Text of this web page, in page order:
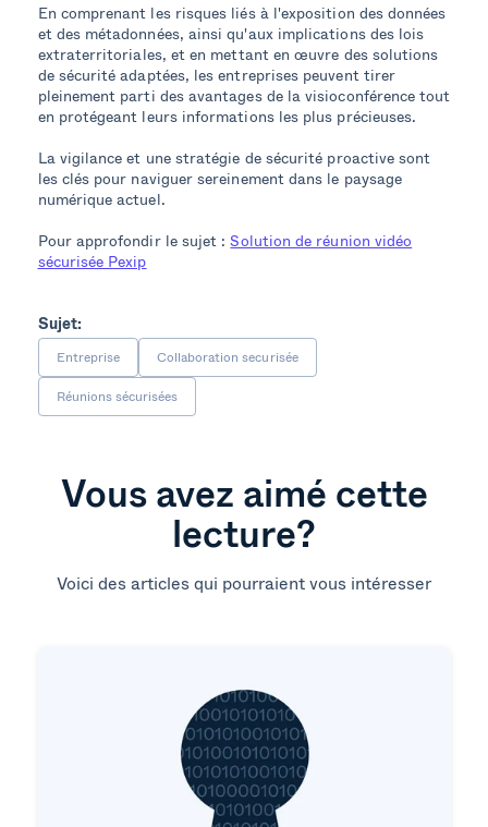
En comprenant les risques liés à l'exposition des données
et des métadonnées, ainsi qu'aux implications des lois
extraterritoriales, et en mettant en œuvre des solutions
de sécurité adaptées, les entreprises peuvent tirer
pleinement parti des avantages de la visioconférence tout
en protégeant leurs informations les plus précieuses.
La vigilance et une stratégie de sécurité proactive sont
les clés pour naviguer sereinement dans le paysage
numérique actuel.
Pour approfondir le sujet :Solution de réunion vidéo
sécurisée Pexip
Sujet:
Entreprise
Collaboration securisée
Réunions sécurisées
Vous avez aimé cette
lecture?
Voici des articles qui pourraient vous intéresser